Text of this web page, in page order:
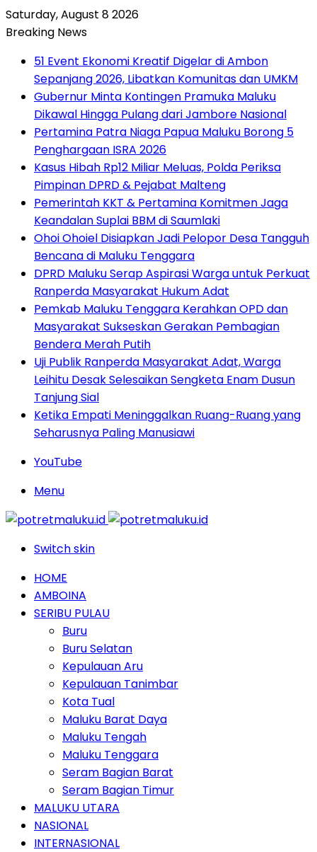
Saturday, August 8 2026
Breaking News
51 Event Ekonomi Kreatif Digelar di Ambon
Sepanjang 2026, Libatkan Komunitas dan UMKM
Gubernur Minta Kontingen Pramuka Maluku
Dikawal Hingga Pulang dari Jambore Nasional
Pertamina Patra Niaga Papua Maluku Borong 5
Penghargaan ISRA 2026
Kasus Hibah Rp12 Miliar Meluas, Polda Periksa
Pimpinan DPRD & Pejabat Malteng
Pemerintah KKT & Pertamina Komitmen Jaga
Keandalan Suplai BBM di Saumlaki
Ohoi Ohoiel Disiapkan Jadi Pelopor Desa Tangguh
Bencana di Maluku Tenggara
DPRD Maluku Serap Aspirasi Warga untuk Perkuat
Ranperda Masyarakat Hukum Adat
Pemkab Maluku Tenggara Kerahkan OPD dan
Masyarakat Sukseskan Gerakan Pembagian
Bendera Merah Putih
Uji Publik Ranperda Masyarakat Adat, Warga
Leihitu Desak Selesaikan Sengketa Enam Dusun
Tanjung Sial
Ketika Empati Meninggalkan Ruang-Ruang yang
Seharusnya Paling Manusiawi
YouTube
Menu
Switch skin
HOME
AMBOINA
SERIBU PULAU
Buru
Buru Selatan
Kepulauan Aru
Kepulauan Tanimbar
Kota Tual
Maluku Barat Daya
Maluku Tengah
Maluku Tenggara
Seram Bagian Barat
Seram Bagian Timur
MALUKU UTARA
NASIONAL
INTERNASIONAL